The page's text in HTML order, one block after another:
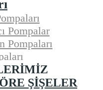
Pompalar
Pompaları
ŞIŞELER